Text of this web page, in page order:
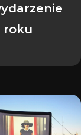
roku